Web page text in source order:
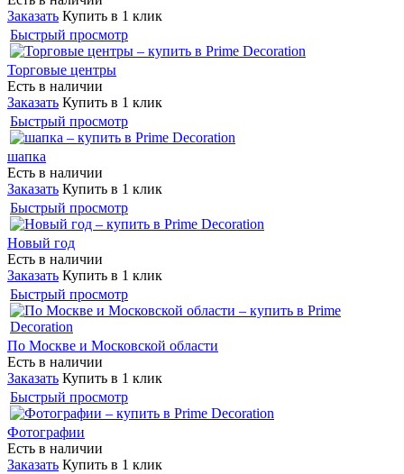
Заказать Купить в 1 клик
Быстрый просмотр
Торговые центры
Есть в наличии
Заказать Купить в 1 клик
Быстрый просмотр
шапка
Есть в наличии
Заказать Купить в 1 клик
Быстрый просмотр
Новый год
Есть в наличии
Заказать Купить в 1 клик
Быстрый просмотр
По Москве и Московской области
Есть в наличии
Заказать Купить в 1 клик
Быстрый просмотр
Фотографии
Есть в наличии
Заказать Купить в 1 клик